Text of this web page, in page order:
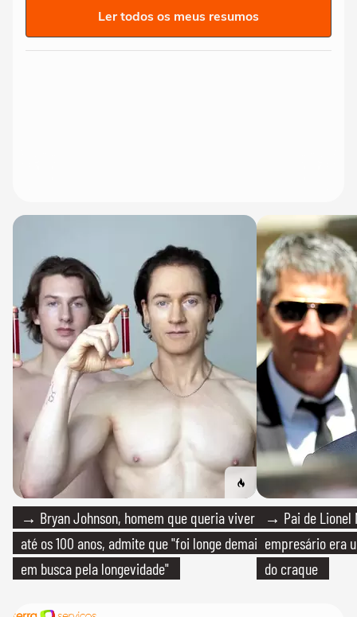
Ler todos os meus resumos
→ Bryan Johnson, homem que queria viver
até os 100 anos, admite que "foi longe demais
em busca pela longevidade"
→ Pai de Lionel
empresário era
do craque